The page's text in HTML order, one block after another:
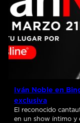
Iván Noble en
exclusiva
El reconocido
en un show íntimo y